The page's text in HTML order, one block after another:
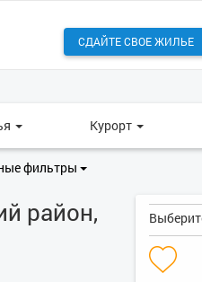
СДАЙТЕ СВОЕ ЖИЛЬЕ
Курорт
фильтры
район,